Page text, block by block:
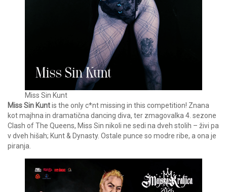
Miss Sin Kunt
Miss Sin Kuntis the only c*nt missing in this competition! Znana
kot majhna in dramatična dancing diva, ter zmagovalka 4. sezone
Clash of The Queens, Miss Sin nikoli ne sedi na dveh stolih – živi pa
v dveh hišah; Kunt & Dynasty. Ostale punce so modre ribe, a ona je
piranja.